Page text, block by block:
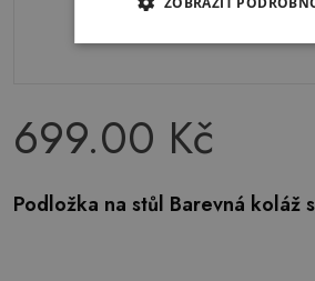
699.00 Kč
Podložka na stůl Barevná koláž